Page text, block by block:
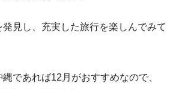
見し、充実した旅行を楽しんでみて
であれば12月がおすすめなので、